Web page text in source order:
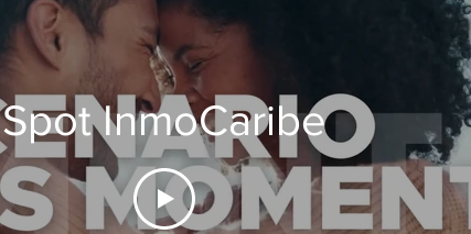
Spot InmoCaribe